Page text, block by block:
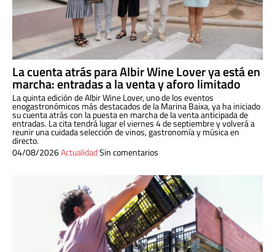
La cuenta atrás para Albir Wine Lover ya está en
marcha: entradas a la venta y aforo limitado
La quinta edición de Albir Wine Lover, uno de los eventos
enogastronómicos más destacados de la Marina Baixa, ya ha iniciado
su cuenta atrás con la puesta en marcha de la venta anticipada de
entradas. La cita tendrá lugar el viernes 4 de septiembre y volverá a
reunir una cuidada selección de vinos, gastronomía y música en
directo.
04/08/2026ActualidadSin comentarios